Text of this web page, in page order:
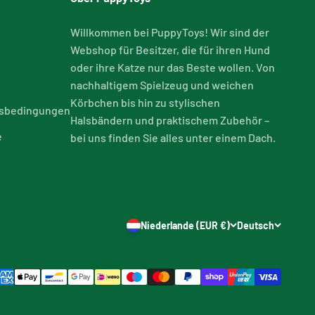
Willkommen bei PuppyToys! Wir sind der
Webshop für Besitzer, die für ihren Hund
oder ihre Katze nur das Beste wollen. Von
nachhaltigem Spielzeug und weichen
Körbchen bis hin zu stylischen
Halsbändern und praktischem Zubehör –
bei uns finden Sie alles unter einem Dach.
Niederlande (EUR €) Deutsch